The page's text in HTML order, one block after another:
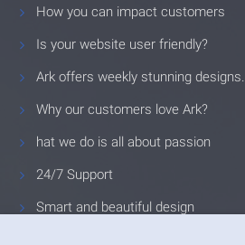
How you can impact customers
Is your website user friendly?
Ark offers weekly stunning designs.
Why our customers love Ark?
hat we do is all about passion
24/7 Support
Smart and beautiful design